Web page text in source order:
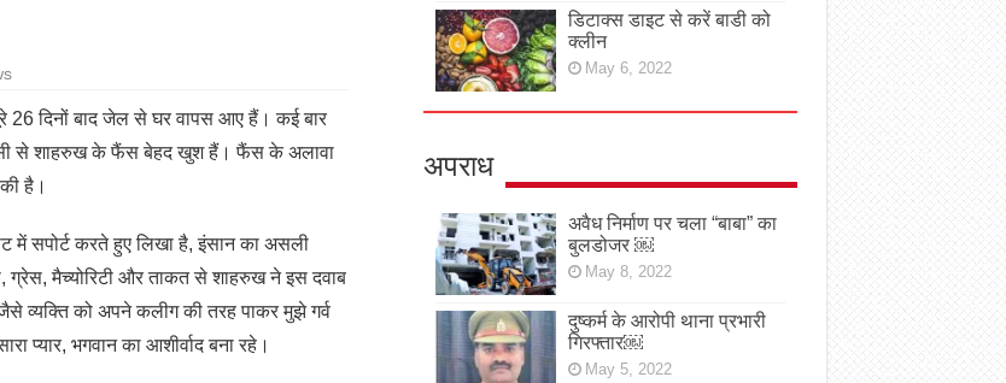
दिनों बाद जेल से घर वापस आए हैं। कई बार
से शाहरुख के फैंस बेहद खुश हैं। फैंस के अलावा
है।
में सपोर्ट करते हुए लिखा है, इंसान का असली
मैच्योरिटी और ताकत से शाहरुख ने इस दवाब
व्यक्ति को अपने कलीग की तरह पाकर मुझे गर्व
प्यार, भगवान का आशीर्वाद बना रहे।
डिटाक्स डाइट से करें बाडी को
क्लीन
May 6, 2022
अपराध
अवैध निर्माण पर चला “बाबा” का
बुलडोजर ￼
May 8, 2022
दुष्कर्म के आरोपी थाना प्रभारी
गिरफ्तार￼
May 5, 2022